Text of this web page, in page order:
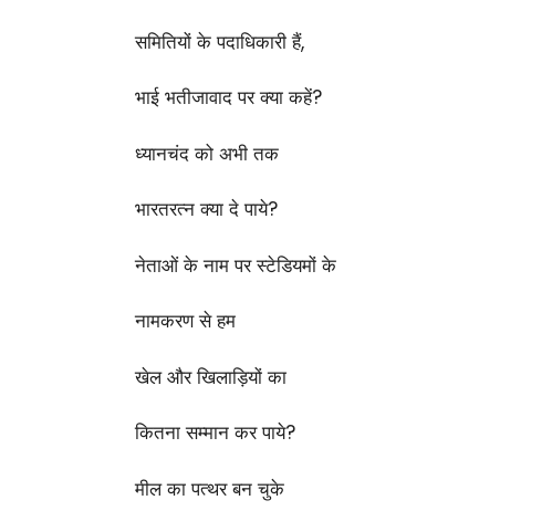
समितियों के पदाधिकारी हैं,
भाई भतीजावाद पर क्या कहें?
ध्यानचंद को अभी तक
भारतरत्न क्या दे पाये?
नेताओं के नाम पर स्टेडियमों के
नामकरण से हम
खेल और खिलाड़ियों का
कितना सम्मान कर पाये?
मील का पत्थर बन चुके